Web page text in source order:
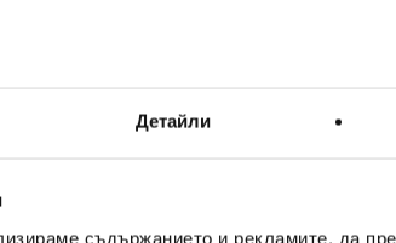
Детайли
съдържанието и рекламите, да
Размери /
In the middle of the
to entertain. The
mostly replaced with
fun and excess. In the